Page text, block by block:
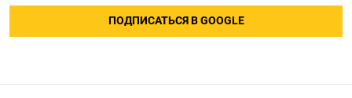
ПОДПИСАТЬСЯ В GOOGLE